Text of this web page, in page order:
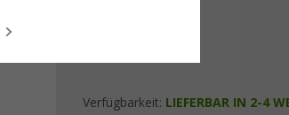
Verfügbarkeit: LIEFERBAR IN 2-4